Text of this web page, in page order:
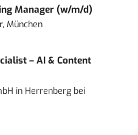
Manager (w/m/d)
München
– AI & Content
in Herrenberg bei